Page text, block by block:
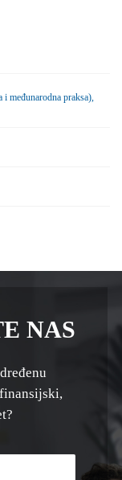
međunarodna praksa),
NAS